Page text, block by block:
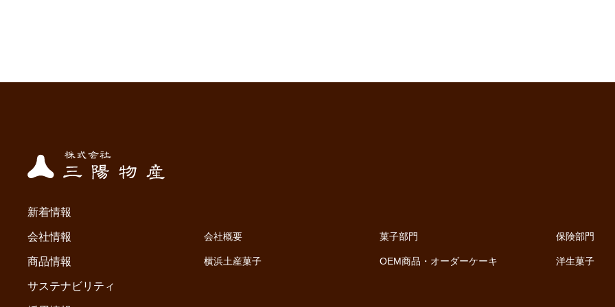
新着情報
会社情報 会社概要 菓子部門 保険部門
商品情報 横浜土産菓子 OEM商品・オーダーケーキ 洋生菓子
サステナビリティ